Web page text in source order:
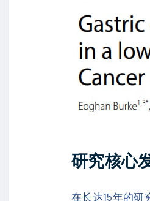
研究核心
在长达15年的研